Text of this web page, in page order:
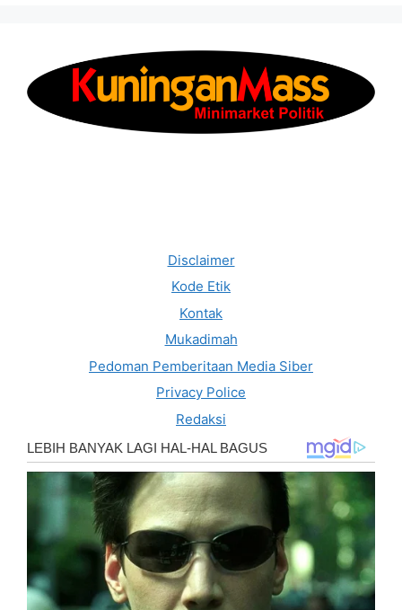
Disclaimer
Kode Etik
Kontak
Mukadimah
Pedoman Pemberitaan Media Siber
Privacy Police
Redaksi